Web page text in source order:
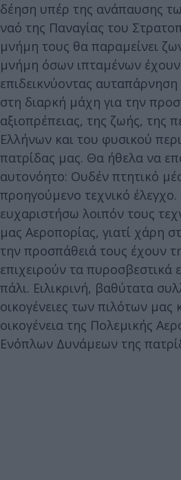
δέηση υπέρ της ανάπαυσης
ναό της Παναγίας του
μνήμη τους θα παραμείνει
μνήμη όσων ιπταμένων
επιδεικνύοντας
στη διαρκή μάχη για την
αξιοπρέπειας, της ζωής, της
Ελλήνων και του φυσικού
πατρίδας μας. Θα ήθελα να
αυτονόητο: Ουδέν πτητικό
προηγούμενο τεχνικό
ευχαριστήσω λοιπόν τους
μας Αεροπορίας, γιατί χάρη
την προσπάθειά τους έχουν
επιχειρούν τα πυροσβεστικά
πάλι. Ειλικρινή, βαθύτατα
οικογένειες των πιλότων μας
οικογένεια της Πολεμικής
Ενόπλων Δυνάμεων της